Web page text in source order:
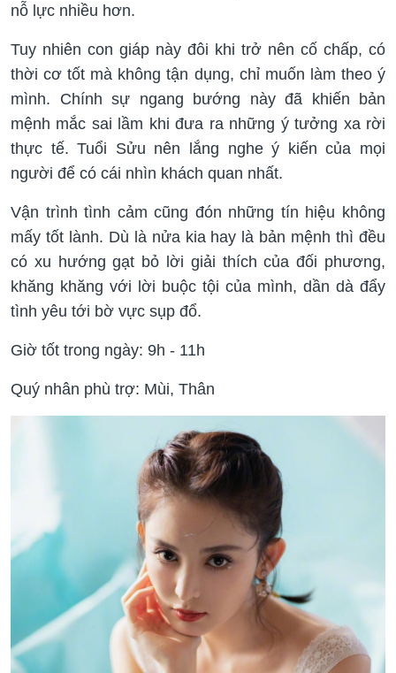
nỗ lực nhiều hơn.
Tuy nhiên con giáp này đôi khi trở nên cố chấp, có
thời cơ tốt mà không tận dụng, chỉ muốn làm theo ý
mình. Chính sự ngang bướng này đã khiến bản
mệnh mắc sai lầm khi đưa ra những ý tưởng xa rời
thực tế. Tuổi Sửu nên lắng nghe ý kiến của mọi
người để có cái nhìn khách quan nhất.
Vận trình tình cảm cũng đón những tín hiệu không
mấy tốt lành. Dù là nửa kia hay là bản mệnh thì đều
có xu hướng gạt bỏ lời giải thích của đối phương,
khăng khăng với lời buộc tội của mình, dần dà đẩy
tình yêu tới bờ vực sụp đổ.
Giờ tốt trong ngày: 9h - 11h
Quý nhân phù trợ: Mùi, Thân